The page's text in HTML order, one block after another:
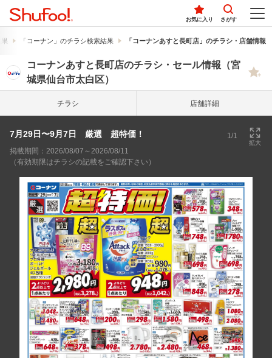
お気に入り さがす
「コーナン」のチラシ検索結果 「コーナンあすと長町店」のチラシ・店舗情報
コーナンあすと長町店のチラシ・セール情報（宮
城県仙台市太白区）
チラシ 店舗詳細
7月29日〜9月7日 厳選 超特価！ 1/1
拡大
掲載期間：2026/08/07～2026/08/11
（有効期限はチラシの記載をご確認下さい）